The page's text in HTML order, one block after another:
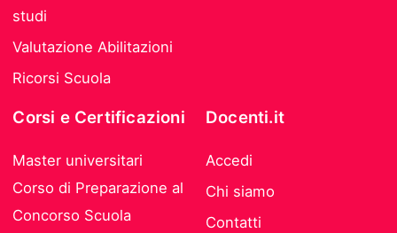
studi
Valutazione Abilitazioni
Ricorsi Scuola
Corsi e Certificazioni
Master universitari
Corso di Preparazione al
Concorso Scuola
Docenti.it
Accedi
Chi siamo
Contatti